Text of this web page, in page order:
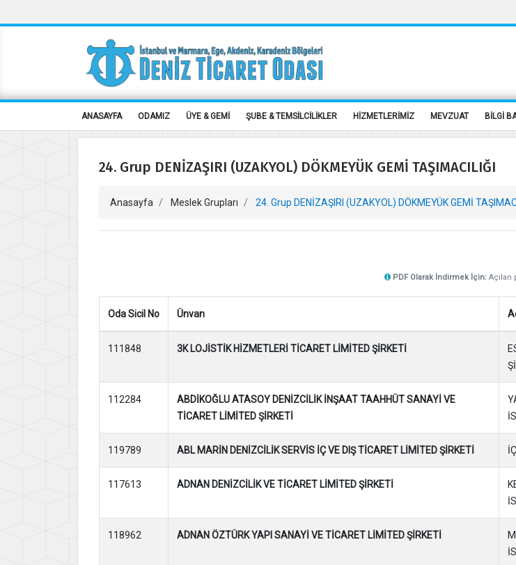
ANASAYFA ODAMIZ ÜYE & GEMİ ŞUBE & TEMSİLCİLİKLER HİZMETLERİMİZ MEVZUAT BİLGİ
24. Grup DENİZAŞIRI (UZAKYOL) DÖKMEYÜK GEMİ TAŞIMACILIĞI
Anasayfa Meslek Grupları 24. Grup DENİZAŞIRI (UZAKYOL) DÖKMEYÜK GEMİ
PDF Olarak İndirmek İçin: Açılan
Oda Sicil No Ünvan
111848 3K LOJİSTİK HİZMETLERİ TİCARET LİMİTED ŞİRKETİ
112284
ABDİKOĞLU ATASOY DENİZCİLİK İNŞAAT TAAHHÜT SANAYİ VE
TİCARET LİMİTED ŞİRKETİ
119789 ABL MARİN DENİZCİLİK SERVİS İÇ VE DIŞ TİCARET LİMİTED ŞİRKETİ
117613 ADNAN DENİZCİLİK VE TİCARET LİMİTED ŞİRKETİ
118962 ADNAN ÖZTÜRK YAPI SANAYİ VE TİCARET LİMİTED ŞİRKETİ